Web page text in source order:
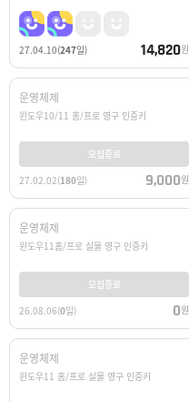
27.04.10(247일) 14,820원
운영체제
윈도우10/11 홈/프로 영구 인증키
모집종료
27.02.02(180일) 9,000원
운영체제
윈도우11홈/프로 실물 영구 인증키
모집종료
26.08.06(0일) 0원
운영체제
윈도우11 홈/프로 실물 영구 인증키